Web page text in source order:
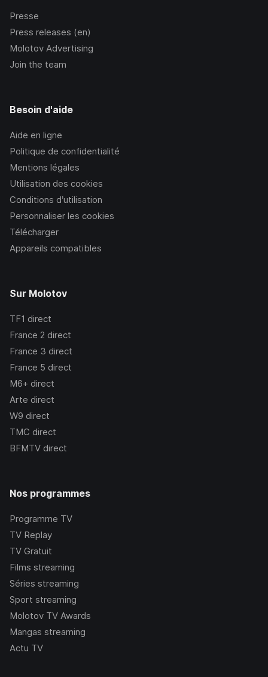
Presse
Press releases (en)
Molotov Advertising
Join the team
Besoin d'aide
Aide en ligne
Politique de confidentialité
Mentions légales
Utilisation des cookies
Conditions d’utilisation
Personnaliser les cookies
Télécharger
Appareils compatibles
Sur Molotov
TF1 direct
France 2 direct
France 3 direct
France 5 direct
M6+ direct
Arte direct
W9 direct
TMC direct
BFMTV direct
Nos programmes
Programme TV
TV Replay
TV Gratuit
Films streaming
Séries streaming
Sport streaming
Molotov TV Awards
Mangas streaming
Actu TV